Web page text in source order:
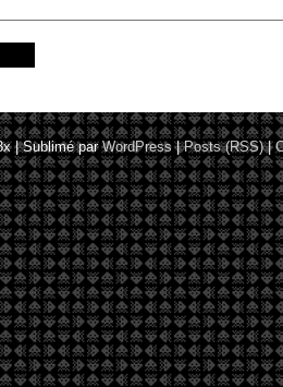
|Sublimé parWordPress|Posts (RSS)|